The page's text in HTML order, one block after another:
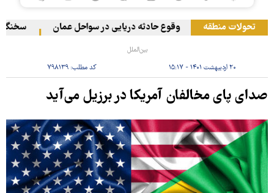
تحولات منطقه وقوع حادثه دریایی در سواحل عمان سخنگوی
بین‌الملل
۲۰ اردیبهشت ۱۴۰۱ - ۱۵:۱۷ کد مطلب:۷۹۸۱۳۹
صدای پای مخالفان آمریکا در برزیل می‌آید